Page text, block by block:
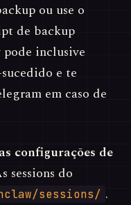
ou use o
de backup
inclusive
e te
em caso de
configurações de
sessions do
sessions/ .